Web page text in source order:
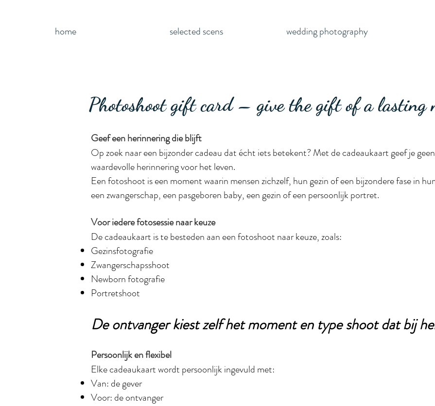
home selected scens wedding photography
Photoshoot gift card – give the gift of a lasting
Geef een herinnering die blijft
Op zoek naar een bijzonder cadeau dat écht iets betekent? Met de cadeaukaart geef je
waardevolle herinnering voor het leven.
Een fotoshoot is een moment waarin mensen zichzelf, hun gezin of een bijzondere fase in
een zwangerschap, een pasgeboren baby, een gezin of een persoonlijk portret.
Voor iedere fotosessie naar keuze
De cadeaukaart is te besteden aan een fotoshoot naar keuze, zoals:
Gezinsfotografie
Zwangerschapsshoot
Newborn fotografie
Portretshoot
De ontvanger kiest zelf het moment en type shoot dat bij
Persoonlijk en flexibel
Elke cadeaukaart wordt persoonlijk ingevuld met:
Van: de gever
Voor: de ontvanger